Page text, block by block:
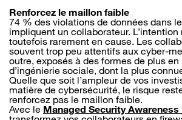
Renforcez le maillon faible
74 % des violations de données dans
impliquent un collaborateur.
toutefois rarement en cause. Les
souvent trop peu attentifs aux cyber-
outre, exposés à des formes de plus
d’ingénierie sociale, dont la plus
Quelle que soit l’ampleur de vos
matière de cybersécurité, le risque
renforcez pas le maillon faible.
Avec le Managed Security